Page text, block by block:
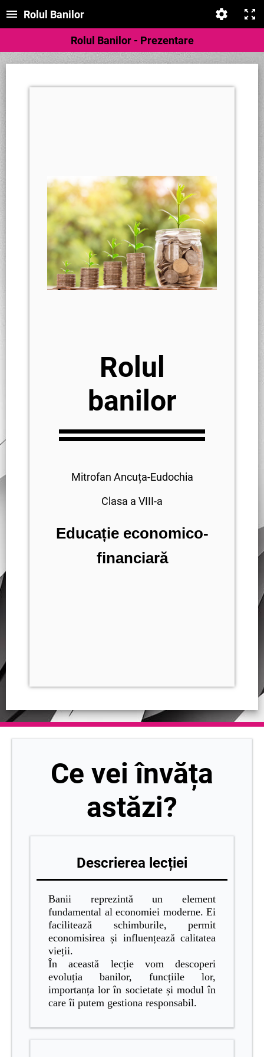
Rolul Banilor
Rolul Banilor - Prezentare
Rolul
banilor
Mitrofan Ancuța-Eudochia
Clasa a VIII-a
Educație economico-
financiară
Ce vei învăța
astăzi?
Descrierea lecției
Banii reprezintă un element
fundamental al economiei moderne. Ei
facilitează schimburile, permit
economisirea și influențează calitatea
vieții.
În această lecție vom descoperi
evoluția banilor, funcțiile lor,
importanța lor în societate și modul în
care îi putem gestiona responsabil.